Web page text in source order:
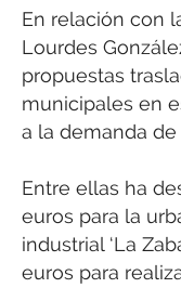
En relación con
Lourdes
propuestas
municipales en
a la demanda de
Entre ellas ha
euros para la
industrial ‘La
euros para